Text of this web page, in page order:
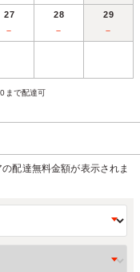
27
－
28
－
29
－
まで配達可
配達無料金額が表示されま